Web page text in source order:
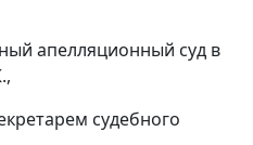
апелляционный суд в
судебного